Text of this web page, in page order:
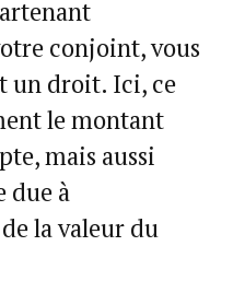
conjoint, vous
un droit. Ici, ce
le montant
mais aussi
due à
la valeur du